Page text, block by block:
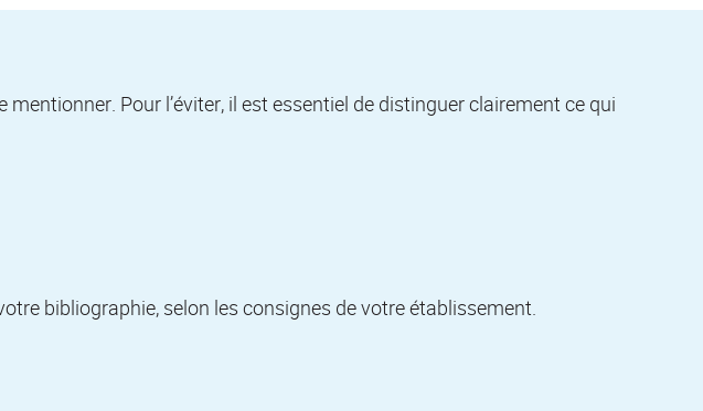
Pour l’éviter, il est essentiel de distinguer clairement ce qui
bibliographie, selon les consignes de votre établissement.